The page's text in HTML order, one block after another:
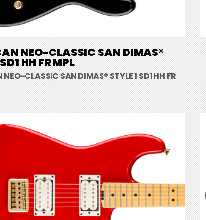
NEO-CLASSIC SAN DIMAS®
HH FR MPL
CLASSIC SAN DIMAS® STYLE 1 SD1 HH FR